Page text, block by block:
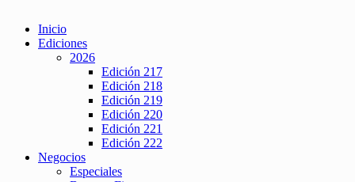
Inicio
Ediciones
2026
Edición 217
Edición 218
Edición 219
Edición 220
Edición 221
Edición 222
Negocios
Especiales